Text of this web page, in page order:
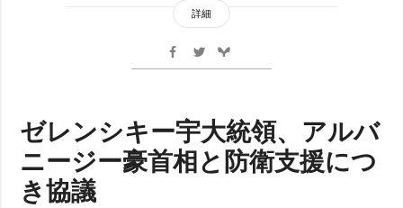
詳細
ゼレンシキー宇大統領、アルバ
ニージー豪首相と防衛支援につ
き協議